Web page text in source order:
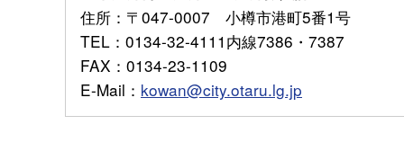
住所 ：〒047-0007 小樽市港町5番1号
TEL ：0134-32-4111内線7386・7387
FAX ：0134-23-1109
E-Mail ： kowan@city.otaru.lg.jp